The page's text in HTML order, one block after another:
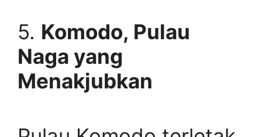
5. Komodo, Pulau
Naga yang
Menakjubkan